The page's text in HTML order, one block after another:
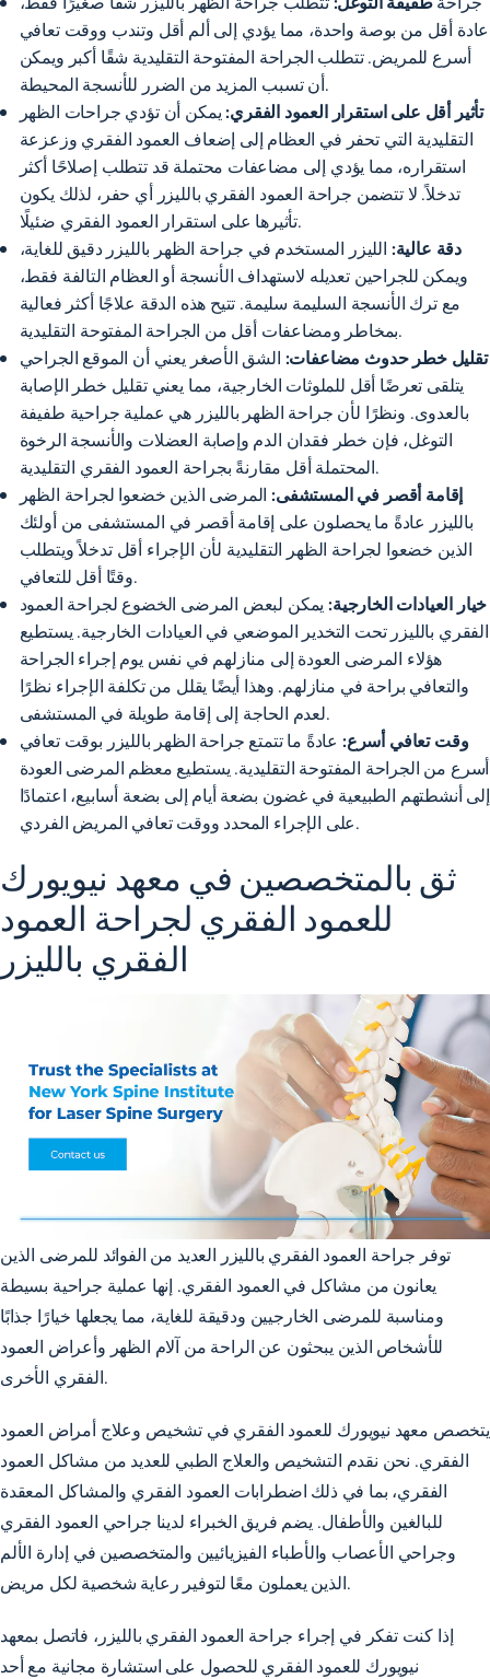
عادة أقل من بوصة واحدة، مما يؤدي إلى ألم أقل وتندب ووقت تعافي
أسرع للمريض. تتطلب الجراحة المفتوحة التقليدية شقًا أكبر ويمكن
أن تسبب المزيد من الضرر للأنسجة المحيطة.
تأثير أقل على استقرار العمود الفقري:يمكن أن تؤدي جراحات الظهر
التقليدية التي تحفر في العظام إلى إضعاف العمود الفقري وزعزعة
استقراره، مما يؤدي إلى مضاعفات محتملة قد تتطلب إصلاحًا أكثر
تدخلاً. لا تتضمن جراحة العمود الفقري بالليزر أي حفر، لذلك يكون
تأثيرها على استقرار العمود الفقري ضئيلًا.
دقة عالية: الليزر المستخدم في جراحة الظهر بالليزر دقيق للغاية،
ويمكن للجراحين تعديله لاستهداف الأنسجة أو العظام التالفة فقط،
مع ترك الأنسجة السليمة سليمة. تتيح هذه الدقة علاجًا أكثر فعالية
بمخاطر ومضاعفات أقل من الجراحة المفتوحة التقليدية.
تقليل خطر حدوث مضاعفات: الشق الأصغر يعني أن الموقع الجراحي
يتلقى تعرضًا أقل للملوثات الخارجية، مما يعني تقليل خطر الإصابة
بالعدوى. ونظرًا لأن جراحة الظهر بالليزر هي عملية جراحية طفيفة
التوغل، فإن خطر فقدان الدم وإصابة العضلات والأنسجة الرخوة
المحتملة أقل مقارنةً بجراحة العمود الفقري التقليدية.
إقامة أقصر في المستشفى:المرضى الذين خضعوا لجراحة الظهر
بالليزر عادةً ما يحصلون على إقامة أقصر في المستشفى من أولئك
الذين خضعوا لجراحة الظهر التقليدية لأن الإجراء أقل تدخلاً ويتطلب
وقتًا أقل للتعافي.
خيار العيادات الخارجية:يمكن لبعض المرضى الخضوع لجراحة العمود
الفقري بالليزر تحت التخدير الموضعي في العيادات الخارجية. يستطيع
هؤلاء المرضى العودة إلى منازلهم في نفس يوم إجراء الجراحة
والتعافي براحة في منازلهم. وهذا أيضًا يقلل من تكلفة الإجراء نظرًا
لعدم الحاجة إلى إقامة طويلة في المستشفى.
وقت تعافي أسرع: عادةً ما تتمتع جراحة الظهر بالليزر بوقت تعافي
أسرع من الجراحة المفتوحة التقليدية. يستطيع معظم المرضى العودة
إلى أنشطتهم الطبيعية في غضون بضعة أيام إلى بضعة أسابيع، اعتمادًا
على الإجراء المحدد ووقت تعافي المريض الفردي.
ثق بالمتخصصين في معهد نيويورك
للعمود الفقري لجراحة العمود
الفقري بالليزر
توفر جراحة العمود الفقري بالليزر العديد من الفوائد للمرضى الذين
يعانون من مشاكل في العمود الفقري. إنها عملية جراحية بسيطة
ومناسبة للمرضى الخارجيين ودقيقة للغاية، مما يجعلها خيارًا جذابًا
للأشخاص الذين يبحثون عن الراحة من آلام الظهر وأعراض العمود
الفقري الأخرى.
يتخصص معهد نيويورك للعمود الفقري في تشخيص وعلاج أمراض العمود
الفقري. نحن نقدم التشخيص والعلاج الطبي للعديد من مشاكل العمود
الفقري، بما في ذلك اضطرابات العمود الفقري والمشاكل المعقدة
للبالغين والأطفال. يضم فريق الخبراء لدينا جراحي العمود الفقري
وجراحي الأعصاب والأطباء الفيزيائيين والمتخصصين في إدارة الألم
الذين يعملون معًا لتوفير رعاية شخصية لكل مريض.
إذا كنت تفكر في إجراء جراحة العمود الفقري بالليزر، فاتصل بمعهد
نيويورك للعمود الفقري للحصول على استشارة مجانية مع أحد